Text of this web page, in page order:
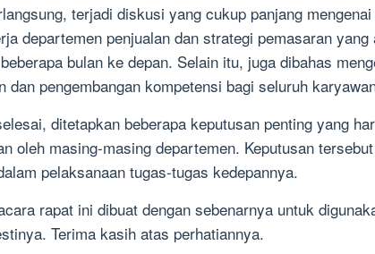
terjadi diskusi yang cukup panjang mengenai
departemen penjualan dan strategi pemasaran yang
bulan ke depan. Selain itu, juga dibahas
dan pengembangan kompetensi bagi seluruh
ditetapkan beberapa keputusan penting yang
oleh masing-masing departemen. Keputusan
pelaksanaan tugas-tugas kedepannya.
rapat ini dibuat dengan sebenarnya untuk
Terima kasih atas perhatiannya.